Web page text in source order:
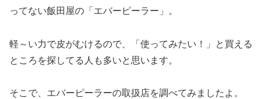
ってない飯田屋の「エバーピーラー」。
軽～い力で皮がむけるので、「使ってみたい！」と買える
ところを探してる人も多いと思います。
そこで、エバーピーラーの取扱店を調べてみましたよ。